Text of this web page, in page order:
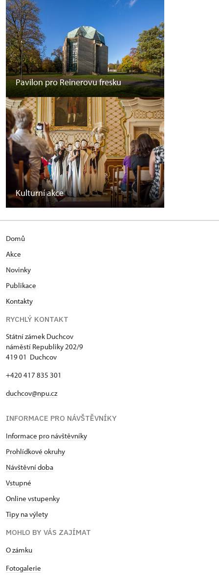
Pavilon pro Reinerovu fresku
Kulturní akce
Domů
Akce
Novinky
Publikace
Kontakty
RYCHLÝ KONTAKT
Státní zámek Duchcov
náměstí Republiky 202/9
419 01 Duchcov
+420 417 835 301
duchcov@npu.cz
INFORMACE PRO NÁVŠTĚVNÍKY
Informace pro návštěvníky
Prohlídkové okruhy
Návštěvní doba
Vstupné
Online vstupenky
Tipy na výlety
MOHLO BY VÁS ZAJÍMAT
O zámku
Fotogalerie